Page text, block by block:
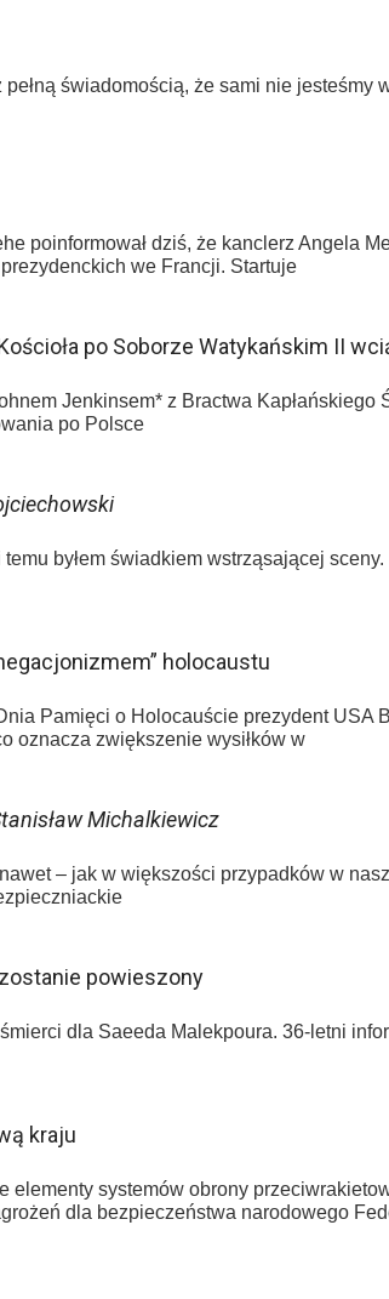
świadomością, że sami nie
poinformował dziś, że kanclerz Angela
we Francji. Startuje
po Soborze Watykańskim II
Jenkinsem* z Bractwa
po Polsce
byłem świadkiem wstrząsającej
holocaustu
Pamięci o Holocauście prezydent USA
oznacza zwiększenie wysiłków w
Michalkiewicz
– jak w większości przypadków w
powieszony
dla Saeeda Malekpoura. 36-letni
kraju
elementy systemów obrony
dla bezpieczeństwa narodowego